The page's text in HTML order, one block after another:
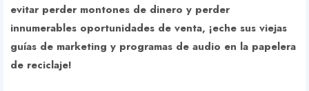
evitar perder montones de dinero y perder
innumerables oportunidades de venta, ¡eche sus viejas
guías de marketing y programas de audio en la papelera
de reciclaje!